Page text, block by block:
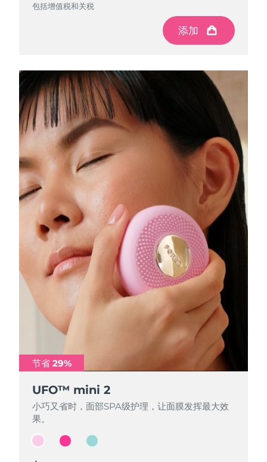
包括增值税和关税
添加
包括增值税和关税
添加
包括增值税和关税
添加
包括增值税和关税
添加
节省 29%
UFO™ mini 2
小巧又省时，面部SPA级护理，让面膜发挥最大效
果。
节省 29%
UFO™ mini 2
小巧又省时，面部SPA级护理，让面膜发挥最大效
果。
节省 29%
UFO™ mini 2
小巧又省时，面部SPA级护理，让面膜发挥最大效
果。